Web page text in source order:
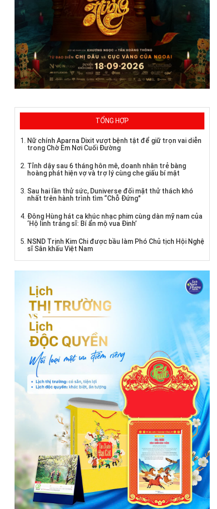
TỔNG HỢP
Nữ chính Aparna Dixit vượt bệnh tật để giữ trọn vai diễn
trong Chờ Em Nơi Cuối Đường
Tỉnh dậy sau 6 tháng hôn mê, doanh nhân trẻ bàng
hoàng phát hiện vợ và trợ lý cùng che giấu bí mật
Sau hai lần thử sức, Duniverse đối mặt thử thách khó
nhất trên hành trình tìm “Chỗ Đứng"
Đông Hùng hát ca khúc nhạc phim cùng dàn mỹ nam của
‘Hộ linh tráng sĩ: Bí ẩn mộ vua Đinh’
NSND Trịnh Kim Chi được bầu làm Phó Chủ tịch Hội Nghệ
sĩ Sân khấu Việt Nam